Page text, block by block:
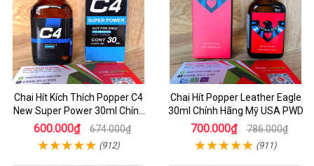
Chai Hít Kích Thích Popper C4
New Super Power 30ml Chính
Hãng Mỹ USA
600.000₫ 674.000₫
(912)
Chai Hít Popper Leather Eagle
30ml Chính Hãng Mỹ USA PWD
700.000₫ 786.000₫
(911)